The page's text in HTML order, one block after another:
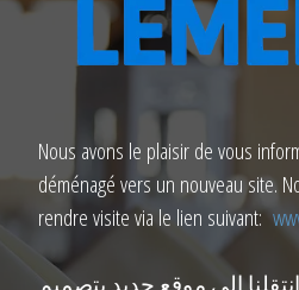
Nous avons le plaisir de vous
déménagé vers un nouveau site.
rendre visite via le lien suivant: